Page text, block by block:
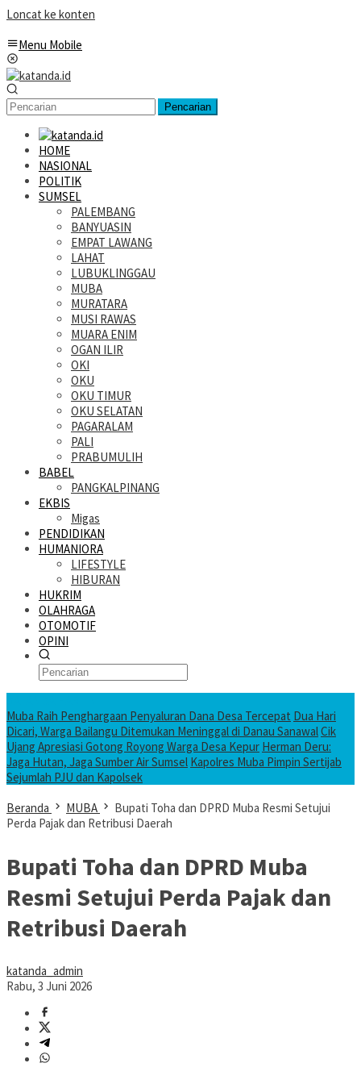
Loncat ke konten
Menu Mobile
Pencarian
HOME
NASIONAL
POLITIK
SUMSEL
PALEMBANG
BANYUASIN
EMPAT LAWANG
LAHAT
LUBUKLINGGAU
MUBA
MURATARA
MUSI RAWAS
MUARA ENIM
OGAN ILIR
OKI
OKU
OKU TIMUR
OKU SELATAN
PAGARALAM
PALI
PRABUMULIH
BABEL
PANGKALPINANG
EKBIS
Migas
PENDIDIKAN
HUMANIORA
LIFESTYLE
HIBURAN
HUKRIM
OLAHRAGA
OTOMOTIF
OPINI
Muba Raih Penghargaan Penyaluran Dana Desa Tercepat Dua Hari
Dicari, Warga Bailangu Ditemukan Meninggal di Danau SanawalCik
Ujang Apresiasi Gotong Royong Warga Desa Kepur Herman Deru:
Jaga Hutan, Jaga Sumber Air Sumsel Kapolres Muba Pimpin Sertijab
Sejumlah PJU dan Kapolsek
Beranda
MUBA
Bupati Toha dan DPRD Muba Resmi Setujui
Perda Pajak dan Retribusi Daerah
Bupati Toha dan DPRD Muba
Resmi Setujui Perda Pajak dan
Retribusi Daerah
katanda_admin
Rabu, 3 Juni 2026